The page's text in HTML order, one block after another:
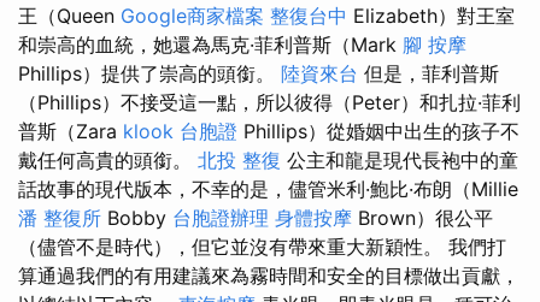
王（Queen Google商家檔案 整復台中 Elizabeth）對王室
和崇高的血統，她還為馬克·菲利普斯（Mark 腳 按摩
Phillips）提供了崇高的頭銜。 陸資來台 但是，菲利普斯
（Phillips）不接受這一點，所以彼得（Peter）和扎拉·菲利
普斯（Zara klook 台胞證 Phillips）從婚姻中出生的孩子不
戴任何高貴的頭銜。 北投 整復 公主和龍是現代長袍中的童
話故事的現代版本，不幸的是，儘管米利·鮑比·布朗（Millie
潘 整復所 Bobby 台胞證辦理 身體按摩 Brown）很公平
（儘管不是時代），但它並沒有帶來重大新穎性。 我們打
算通過我們的有用建議來為霧時間和安全的目標做出貢獻，